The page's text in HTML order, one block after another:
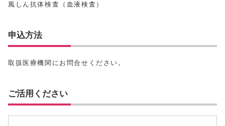
風しん抗体検査（血液検査）
申込方法
取扱医療機関にお問合せください。
ご活用ください